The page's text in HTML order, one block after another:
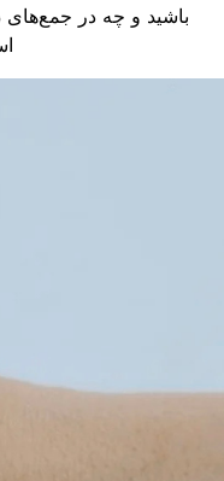
باشید و چه در جمع‌های